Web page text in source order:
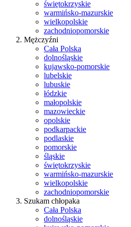
świętokrzyskie
warmińsko-mazurskie
wielkopolskie
zachodniopomorskie
Mężczyźni
Cała Polska
dolnośląskie
kujawsko-pomorskie
lubelskie
lubuskie
łódzkie
małopolskie
mazowieckie
opolskie
podkarpackie
podlaskie
pomorskie
śląskie
świętokrzyskie
warmińsko-mazurskie
wielkopolskie
zachodniopomorskie
Szukam chłopaka
Cała Polska
dolnośląskie